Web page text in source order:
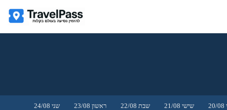
שישי 21/08 שבת 22/08 ראשון 23/08 שני 24/08